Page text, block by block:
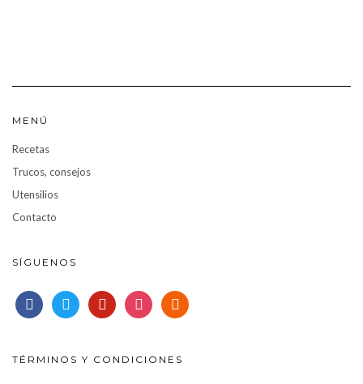
MENÚ
Recetas
Trucos, consejos
Utensilios
Contacto
SÍGUENOS
facebooktwitter pinterestinstagramrss
TÉRMINOS Y CONDICIONES